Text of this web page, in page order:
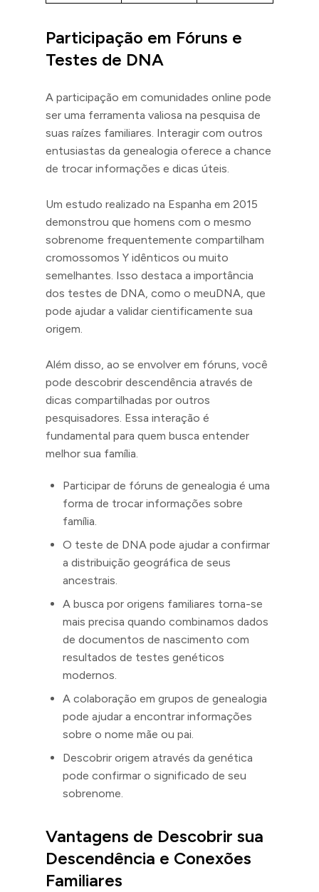
Participação em Fóruns e
Testes de DNA
A participação em comunidades online pode
ser uma ferramenta valiosa na pesquisa de
suas raízes familiares. Interagir com outros
entusiastas da genealogia oferece a chance
de trocar informações e dicas úteis.
Um estudo realizado na Espanha em 2015
demonstrou que homens com o mesmo
sobrenome frequentemente compartilham
cromossomos Y idênticos ou muito
semelhantes. Isso destaca a importância
dos testes de DNA, como o meuDNA, que
pode ajudar a validar cientificamente sua
origem.
Além disso, ao se envolver em fóruns, você
pode descobrir descendência através de
dicas compartilhadas por outros
pesquisadores. Essa interação é
fundamental para quem busca entender
melhor sua família.
Participar de fóruns de genealogia é uma
forma de trocar informações sobre
família.
O teste de DNA pode ajudar a confirmar
a distribuição geográfica de seus
ancestrais.
A busca por origens familiares torna-se
mais precisa quando combinamos dados
de documentos de nascimento com
resultados de testes genéticos
modernos.
A colaboração em grupos de genealogia
pode ajudar a encontrar informações
sobre o nome mãe ou pai.
Descobrir origem através da genética
pode confirmar o significado de seu
sobrenome.
Vantagens de Descobrir sua
Descendência e Conexões
Familiares